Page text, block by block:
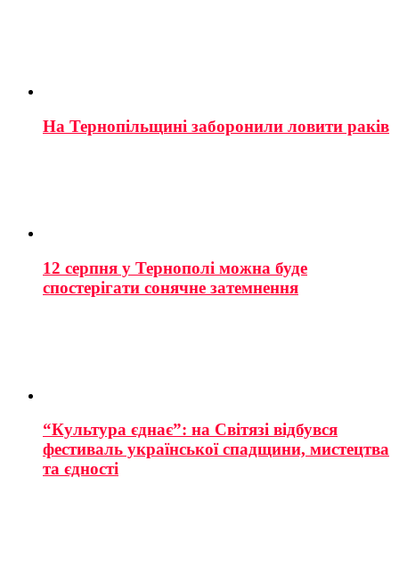
На Тернопільщині заборонили ловити раків
12 серпня у Тернополі можна буде
спостерігати сонячне затемнення
“Культура єднає”: на Світязі відбувся
фестиваль української спадщини, мистецтва
та єдності